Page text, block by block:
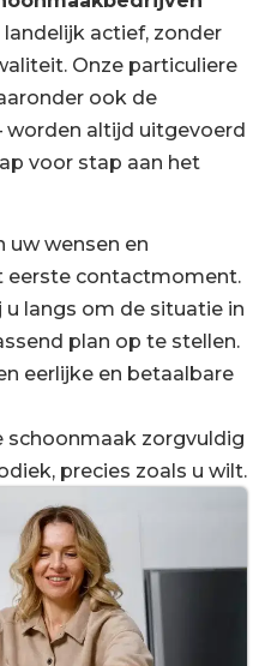
landelijk actief, zonder
Onze particuliere
ook de
worden altijd uitgevoerd
voor stap aan het
uw wensen en
eerste contactmoment.
u langs om de situatie in
plan op te stellen.
eerlijke en betaalbare
schoonmaak zorgvuldig
precies zoals u wilt.